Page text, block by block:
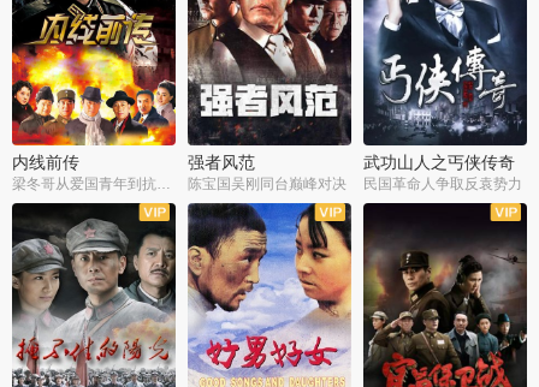
内线前传 强者风范
陈宝国吴刚同台巅峰对决
武功山人之丐侠传奇
民国革命人争取反袁势力
全38集
全9集 全35集